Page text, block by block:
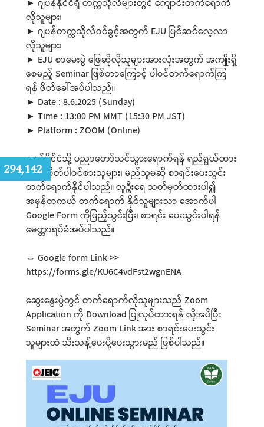
► ဂျပန်နိုင်ငံရှိ တက္ကသိုလ်များတွင် ကျောင်းတက်ရောက်
လိုသူများ၊
► ဂျပန်တက္ကသိုလ်ဝင်ခွင့်အတွက် EJU ပြင်ဆင်လေ့လာ
လိုသူများ၊
► EJU စာမေးပွဲ ဖြေဆိုလိုသူများအားလုံးအတွက် အကျိုးရှိ
စေမည့် Seminar ဖြစ်တာကြောင့် ပါဝင်တက်ရောက်ကြ
ရန် ဖိတ်ခေါ်အပ်ပါသည်။
► Date : 8.6.2025 (Sunday)
► Time : 13:00 PM MMT (15:30 PM JST)
► Platform : ZOOM (Online)
ဂျပန်နိုင်ငံသို့ ပညာတော်သင်သွားရောက်ရန် ရည်ရွယ်ထား
သည့် စိတ်ပါဝင်စားသူများ၊ မည်သူမဆို စာရင်းပေးသွင်း
တက်ရောက်နိုင်ပါသည်။ လူဦးရေ သတ်မှတ်ထားပါ၍
အမှန်တကယ် တက်ရောက် နိုင်သူများသာ အောက်ပါ
Google Form ကိုဖြည့်သွင်းပြီး၊ စာရင်း ပေးသွင်းပါရန်
မေတ္တာရပ်ခံအပ်ပါသည်။
⇔ Google form Link >>
https://forms.gle/KU6C4vdFst2wgnENA
ဆွေးနွေးပွဲတွင် တက်ရောက်လိုသူများသည် Zoom
Application ကို Download ပြုလုပ်ထားရန် လိုအပ်ပြီး
Seminar အတွက် Zoom Link အား စာရင်းပေးသွင်း
သူများထံ သီးသန့်ပေးပို့ပေးသွားမည် ဖြစ်ပါသည်။
294,142